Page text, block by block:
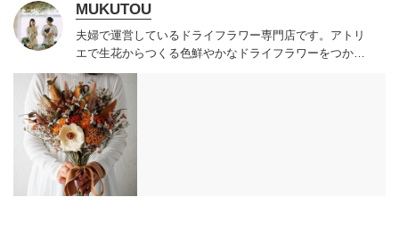
MUKUTOU
夫婦で運営しているドライフラワー専門店です。 アトリ
エで生花からつくる色鮮やかなドライフラワーをつかっ
たブーケやスワッグを販売しています。
ております。
わった後にも長く飾っていただけます。
ちらにも使っていただくこともあるので、それぞれブー
ケを用意するよりもお得にできます。